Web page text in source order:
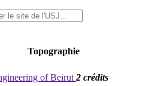
Topographie
of Beirut 2 crédits